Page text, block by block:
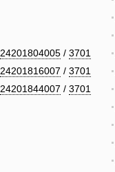
24201804005 / 3701
24201816007 / 3701
24201844007 / 3701